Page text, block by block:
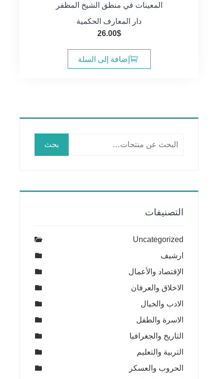
المعينات في منطق الشيخ المظفر
دار المعارف الحكمية
26.00$
إضافة إلى السلة
بحث
التصنيفات
Uncategorized
ارشيف
الإقتصاد والأعمال
الاخلاق والعرفان
الادب والخيال
الاسرة والطفل
التاريخ والجغرافيا
التربية والتعليم
الحروب والعسكر